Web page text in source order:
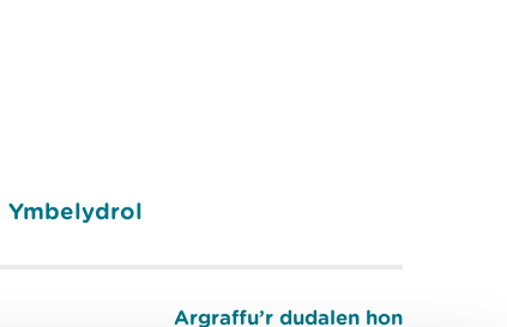
Ymbelydrol
Argraffu’r dudalen hon